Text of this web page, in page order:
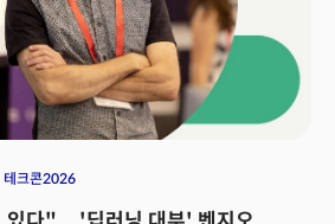
테크콘2026